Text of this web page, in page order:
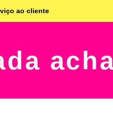
ao cliente